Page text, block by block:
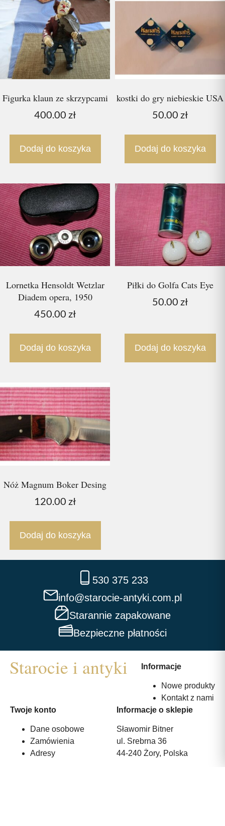
Figurka klaun ze skrzypcami
400.00 zł
Dodaj do koszyka
kostki do gry niebieskie USA
50.00 zł
Dodaj do koszyka
Lornetka Hensoldt Wetzlar
Diadem opera, 1950
450.00 zł
Dodaj do koszyka
Piłki do Golfa Cats Eye
50.00 zł
Dodaj do koszyka
Nóż Magnum Boker Desing
120.00 zł
Dodaj do koszyka
530 375 233
info@starocie-antyki.com.pl
Starannie zapakowane
Bezpieczne płatności
Informacje
Nowe produkty
Kontakt z nami
Twoje konto
Dane osobowe
Zamówienia
Adresy
Informacje o sklepie
Sławomir Bitner
ul. Srebrna 36
44-240 Żory, Polska